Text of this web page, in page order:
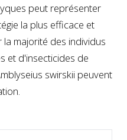
peut représenter
la plus efficace et
majorité des individus
et d'insecticides de
swirskii peuvent